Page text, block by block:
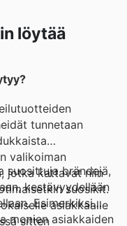
löytää
tunnetaan
valikoiman
jotka kattavat niin
suosikit.
asiakkaalle
sitten
suosittuja brändejä,
kestävyydellään
Esimerkiksi
monien asiakkaiden